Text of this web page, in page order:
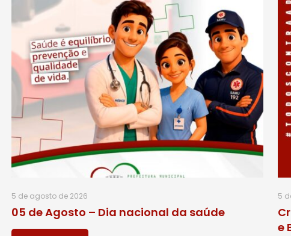
5 de agosto de 2026
05 de Agosto – Dia nacional da saúde
5
e